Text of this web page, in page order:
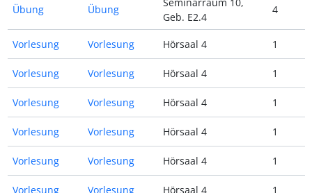
Übung Übung
Geb. E2.4
4
Vorlesung Vorlesung Hörsaal 4 1
Vorlesung Vorlesung Hörsaal 4 1
Vorlesung Vorlesung Hörsaal 4 1
Vorlesung Vorlesung Hörsaal 4 1
Vorlesung Vorlesung Hörsaal 4 1
Vorlesung Vorlesung Hörsaal 4 1